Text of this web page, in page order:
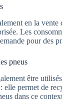
en la vente
Les
pour des
pneus
être
elle permet de
dans ce